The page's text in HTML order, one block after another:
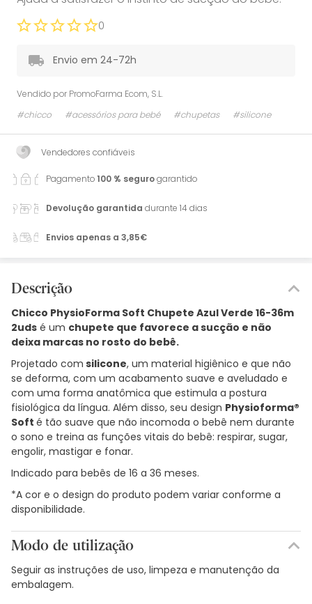
0
Envio em 24-72h
Vendido por PromoFarma Ecom, S.L.
#chicco
#acessórios para bebé #chupetas #silicone
Vendedores confiáveis
Pagamento100 % segurogarantido
Devolução garantida durante 14 dias
Envios apenas a 3,85€
Descrição
Chicco PhysioForma Soft Chupete Azul Verde 16-36m
2uds é um chupete que favorece a sucção e não
deixa marcas no rosto do bebê.
Projetado com silicone, um material higiênico e que não
se deforma, com um acabamento suave e aveludado e
com uma forma anatômica que estimula a postura
fisiológica da língua. Além disso, seu design Physioforma®
Soft é tão suave que não incomoda o bebê nem durante
o sono e treina as funções vitais do bebê: respirar, sugar,
engolir, mastigar e fonar.
Indicado para bebês de 16 a 36 meses.
*A cor e o design do produto podem variar conforme a
disponibilidade.
Modo de utilização
Seguir as instruções de uso, limpeza e manutenção da
embalagem.